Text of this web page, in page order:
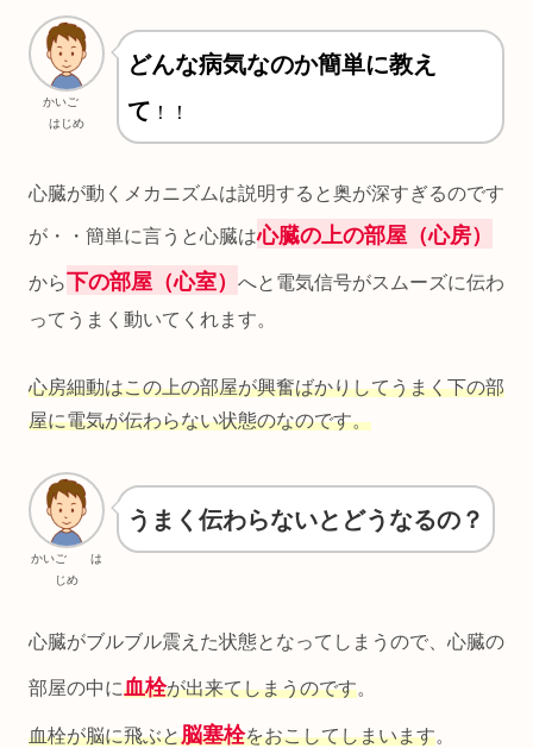
かいご
はじめ
どんな病気なのか簡単に教え
て ！！
心臓が動くメカニズムは説明すると奥が深すぎるのです
が・・簡単に言うと心臓は心臓の上の部屋（心房）
から下の部屋（心室） へと電気信号がスムーズに伝わ
ってうまく動いてくれます。
心房細動はこの上の部屋が興奮ばかりしてうまく下の部
屋に電気が伝わらない状態のなのです。
かいご は
じめ
うまく伝わらないとどうなるの？
心臓がブルブル震えた状態となってしまうので、心臓の
部屋の中に血栓が出来てしまうのです。
血栓が脳に飛ぶと脳塞栓をおこしてしまいます。